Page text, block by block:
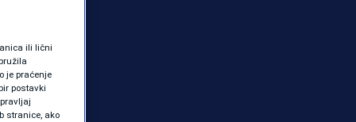
ili lični
je praćenje
postavki
stranice, ako